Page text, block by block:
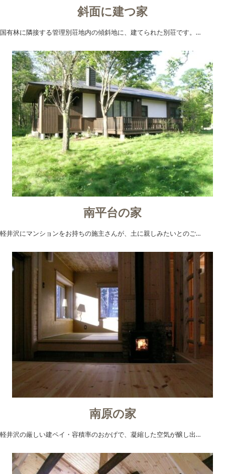
斜面に建つ家
国有林に隣接する管理別荘地内の傾斜地に、建てられた別荘です。…
南平台の家
軽井沢にマンションをお持ちの施主さんが、土に親しみたいとのご…
南原の家
軽井沢の厳しい建ペイ・容積率のおかげで、凝縮した空気が醸し出…